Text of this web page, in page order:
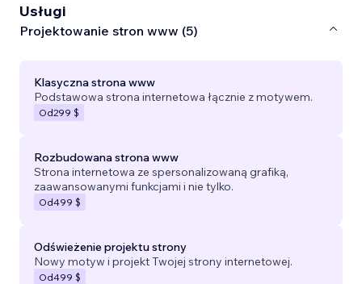
Usługi
Projektowanie stron www (5)
Klasyczna strona www
Podstawowa strona internetowa łącznie z motywem.
Od299 $
Rozbudowana strona www
Strona internetowa ze spersonalizowaną grafiką,
zaawansowanymi funkcjami i nie tylko.
Od499 $
Odświeżenie projektu strony
Nowy motyw i projekt Twojej strony internetowej.
Od499 $